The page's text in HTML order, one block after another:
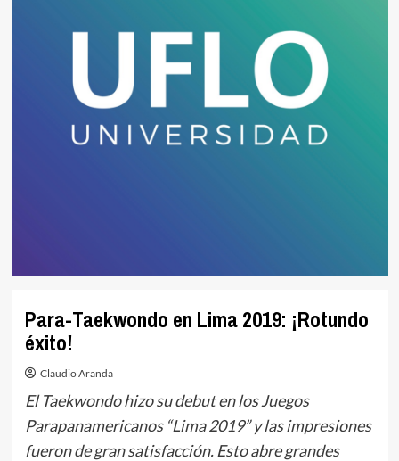
Para-Taekwondo en Lima 2019: ¡Rotundo
éxito!
Claudio Aranda
El Taekwondo hizo su debut en los Juegos
Parapanamericanos “Lima 2019” y las impresiones
fueron de gran satisfacción. Esto abre grandes